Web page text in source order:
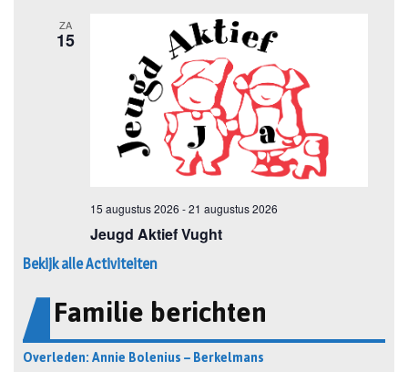
Bekijk alle Activiteiten
Familie berichten
Overleden: Annie Bolenius – Berkelmans